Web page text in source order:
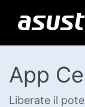
App
Liberate il